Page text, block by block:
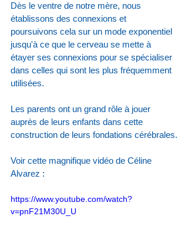
Dès le ventre de notre mère, nous
établissons des connexions et
poursuivons cela sur un mode exponentiel
jusqu'à ce que le cerveau se mette à
étayer ses connexions pour se spécialiser
dans celles qui sont les plus fréquemment
utilisées.
Les parents ont un grand rôle à jouer
auprès de leurs enfants dans cette
construction de leurs fondations cérébrales.
Voir cette magnifique vidéo de Céline
Alvarez :
https://www.youtube.com/watch?
v=pnF21M30U_U